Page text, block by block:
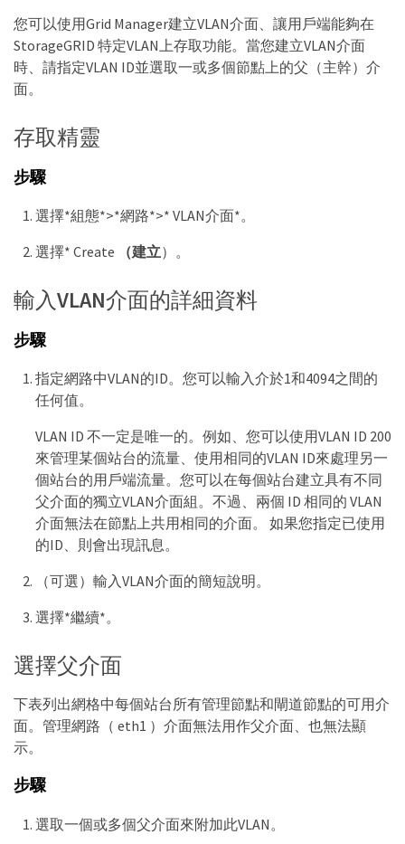
您可以使用Grid Manager建立VLAN介面、讓用戶端能夠在
StorageGRID 特定VLAN上存取功能。當您建立VLAN介面
時、請指定VLAN ID並選取一或多個節點上的父（主幹）介
面。
存取精靈
步驟
選擇*組態*>*網路*>* VLAN介面*。
選擇* Create
（建立）。
輸入VLAN介面的詳細資料
步驟
指定網路中VLAN的ID。您可以輸入介於1和4094之間的
任何值。
VLAN ID 不一定是唯一的。例如、您可以使用VLAN ID 200
來管理某個站台的流量、使用相同的VLAN ID來處理另一
個站台的用戶端流量。您可以在每個站台建立具有不同
父介面的獨立VLAN介面組。不過、兩個 ID 相同的 VLAN
介面無法在節點上共用相同的介面。 如果您指定已使用
的ID、則會出現訊息。
（可選）輸入VLAN介面的簡短說明。
選擇*繼續*。
選擇父介面
下表列出網格中每個站台所有管理節點和閘道節點的可用介
面。管理網路（ eth1 ）介面無法用作父介面、也無法顯
示。
步驟
選取一個或多個父介面來附加此VLAN。